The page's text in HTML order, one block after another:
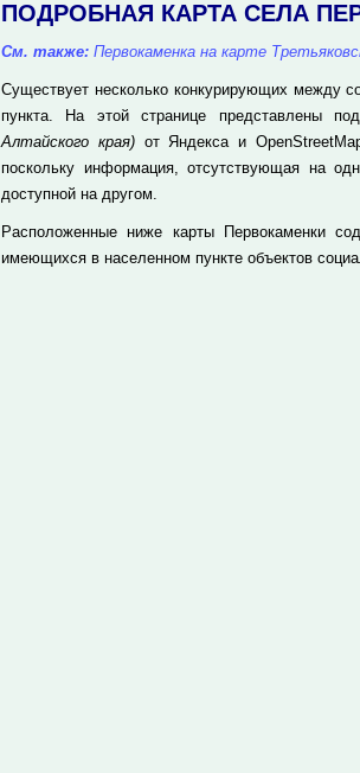
ПОДРОБНАЯ КАРТА СЕЛА
См. также: Первокаменка на карте
Существует несколько конкурирующих между
пункта. На этой странице представлены
Алтайского края)от Яндекса и
поскольку информация, отсутствующая на
доступной на другом.
Расположенные ниже карты Первокаменки
имеющихся в населенном пункте объектов